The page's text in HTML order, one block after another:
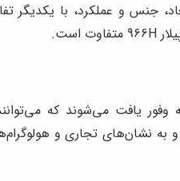
جنس و عملکرد، با یکدیگر
وفور یافت می‌شوند که
به نشان‌های تجاری و